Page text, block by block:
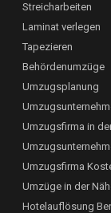
Streicharbeiten
Laminat verlegen
Tapezieren
Behördenumzüge
Umzugsplanung
Umzugsfirma in
Umzugsfirma
Umzüge in der
Hotelauflösung